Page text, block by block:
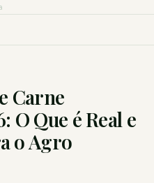
Carne
O Que é Real e
o Agro